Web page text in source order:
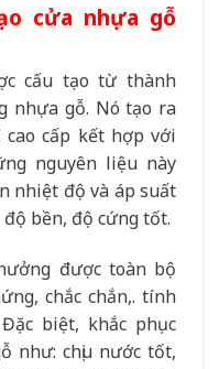
cửa nhựa gỗ
cấu tạo từ thành
nhựa gỗ. Nó tạo ra
cấp kết hợp với
nguyên liệu này
nhiệt độ và áp suất
bền, độ cứng tốt.
được toàn bộ
chắc chắn,. tính
biệt, khắc phục
như: chịu nước tốt,